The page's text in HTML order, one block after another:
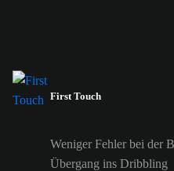
First Touch
Weniger Fehler bei der
Übergang ins Dribbling